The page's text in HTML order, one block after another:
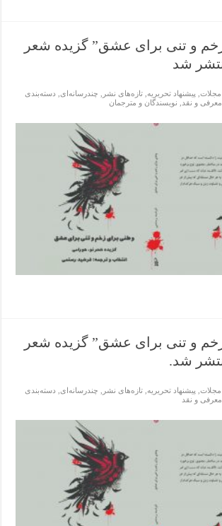
و تنی برای عشق” گزیده شعر
شد
مجلات پیشنهاد تحریریه ,تازەهای نشر چندرسانه‌ای
دسته‌بندی
معرفی و نقد
نویسندگان و مترجمان
و تنی برای عشق” گزیده شعر
شد.
مجلات پیشنهاد تحریریه ,تازەهای نشر چندرسانه‌ای
دسته‌بندی
معرفی و نقد